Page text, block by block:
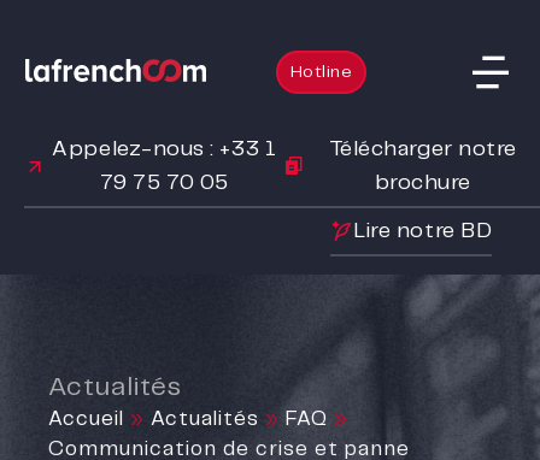
Hotline
Appelez-nous : +33 1
79 75 70 05
Télécharger notre
brochure
Lire notre BD
Actualités
Accueil » Actualités » FAQ »
Communication de crise et panne